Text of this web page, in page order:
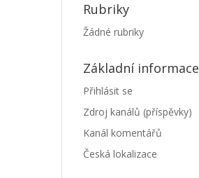
Rubriky
Žádné rubriky
Základní informace
Přihlásit se
Zdroj kanálů (příspěvky)
Kanál komentářů
Česká lokalizace